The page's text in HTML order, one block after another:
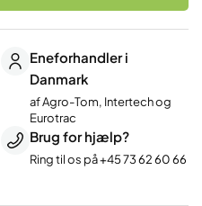
Eneforhandler i
Danmark
af Agro-Tom, Intertech og
Eurotrac
Brug for hjælp?
Ring til os på+45 73 62 60 66